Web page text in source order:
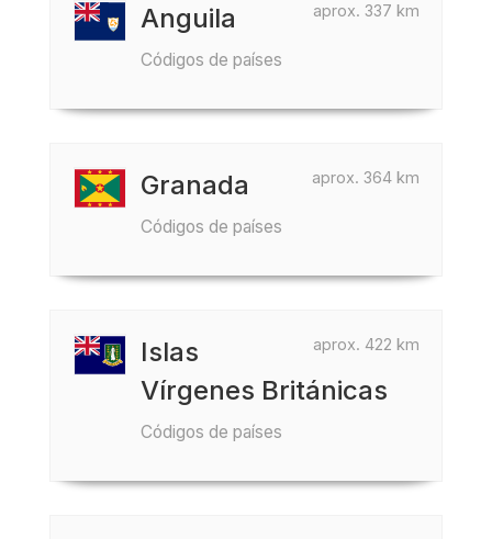
aprox. 337 km
Anguila
Códigos de países
aprox. 364 km
Granada
Códigos de países
aprox. 422 km
Islas
Vírgenes Británicas
Códigos de países